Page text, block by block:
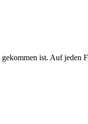
ist. Auf jeden